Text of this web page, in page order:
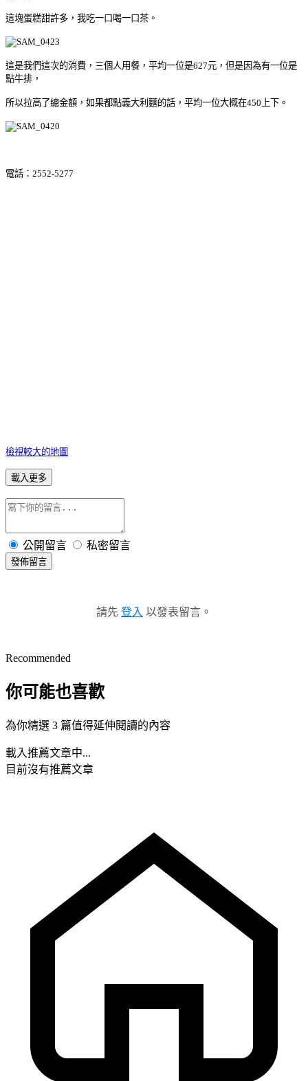
這塊蛋糕甜許多，我吃一口喝一口茶。
這是我們這次的消費，三個人用餐，平均一位是627元，但是因為有一位是
點牛排，
所以拉高了總金額，如果都點義大利麵的話，平均一位大概在450上下。
電話：2552-5277
檢視較大的地圖
載入更多
公開留言 私密留言
發佈留言
請先 登入 以發表留言。
Recommended
你可能也喜歡
為你精選 3 篇值得延伸閱讀的內容
載入推薦文章中...
目前沒有推薦文章